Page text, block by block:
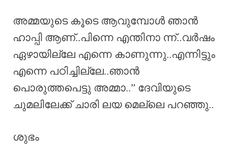
അമ്മയുടെ കൂടെ ആവുമ്പോൾ ഞാൻ
ഹാപ്പി ആണ്..പിന്നെ എന്തിനാ ന്ന്..വർഷം
ഏഴായില്ലേ എന്നെ കാണുന്നു..എന്നിട്ടും
എന്നെ പഠിച്ചില്ലേ..ഞാൻ
പൊരുത്തപെട്ടു അമ്മാ..” ദേവിയുടെ
ചുമലിലേക്ക് ചാരി ലയ മെല്ലെ പറഞ്ഞു..
ശുഭം